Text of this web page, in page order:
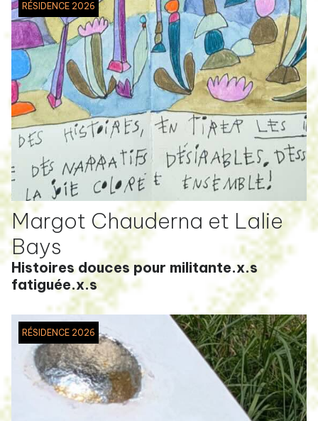
RÉSIDENCE 2026
Margot Chauderna et Lalie
Bays
Histoires douces pour militante.x.s
fatiguée.x.s
RÉSIDENCE 2026